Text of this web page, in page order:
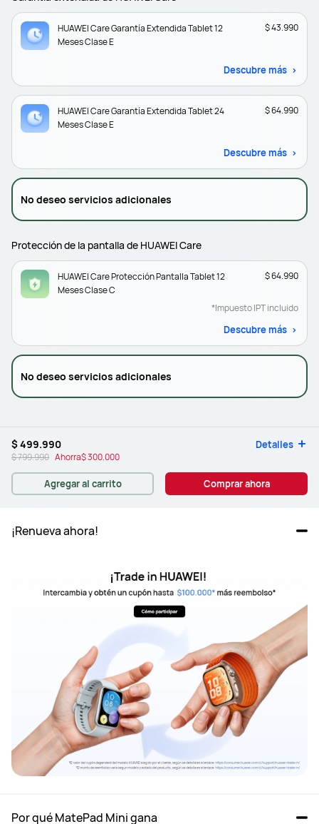
HUAWEI Care Garantía Extendida Tablet 12
Meses Clase E
$ 43.990
Descubre más
HUAWEI Care Garantía Extendida Tablet 24
Meses Clase E
$ 64.990
Descubre más
No deseo servicios adicionales
Protección de la pantalla de HUAWEI Care
HUAWEI Care Protección Pantalla Tablet 12
Meses Clase C
$ 64.990
*Impuesto IPT incluido
Descubre más
No deseo servicios adicionales
$ 499.990 Detalles
$ 799.990 Ahorra$ 300.000
Agregar al carrito Comprar ahora
¡Renueva ahora!
Por qué MatePad Mini gana